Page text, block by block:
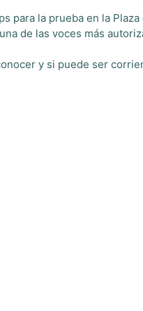
para la prueba en la
de las voces más
y si puede ser